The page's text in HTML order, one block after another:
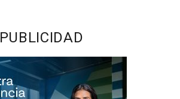
PUBLICIDAD